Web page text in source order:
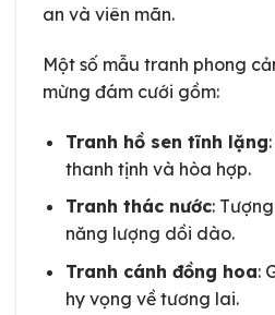
an và viên mãn.
Một số mẫu tranh phong
mừng đám cưới gồm:
Tranh hồ sen tĩnh lặng
thanh tịnh và hòa hợp.
Tranh thác nước:
năng lượng dồi dào.
Tranh cánh đồng hoa:
hy vọng về tương lai.